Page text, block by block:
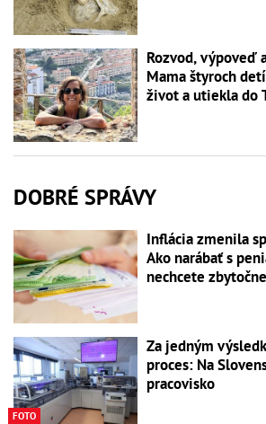
Rozvod, výpoveď
Mama štyroch
život a utiekla do
DOBRÉ SPRÁVY
Inflácia zmenila
Ako narábať s
nechcete
FOTO
Za jedným
proces: Na
pracovisko